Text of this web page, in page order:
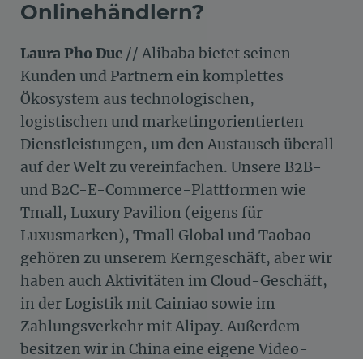
Onlinehändlern?
Laura Pho Duc // Alibaba bietet seinen
Kunden und Partnern ein komplettes
Ökosystem aus technologischen,
logistischen und marketingorientierten
Dienstleistungen, um den Austausch überall
auf der Welt zu vereinfachen. Unsere B2B-
und B2C-E-Commerce-Plattformen wie
Tmall, Luxury Pavilion (eigens für
Luxusmarken), Tmall Global und Taobao
gehören zu unserem Kerngeschäft, aber wir
haben auch Aktivitäten im Cloud-Geschäft,
in der Logistik mit Cainiao sowie im
Zahlungsverkehr mit Alipay. Außerdem
besitzen wir in China eine eigene Video-